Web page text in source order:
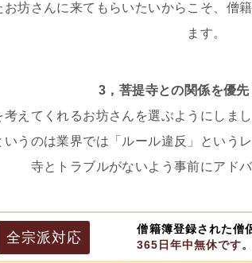
お坊さんに来てもらいたいからこそ、僧
ます。
3，菩提寺との関係を優先
えてくれるお坊さんを選ぶようにしま
いうのは業界では「ルール違反」という
寺とトラブルがないよう事前にアド
全宗派対応
僧籍簿登録された僧
365日年中無休です。